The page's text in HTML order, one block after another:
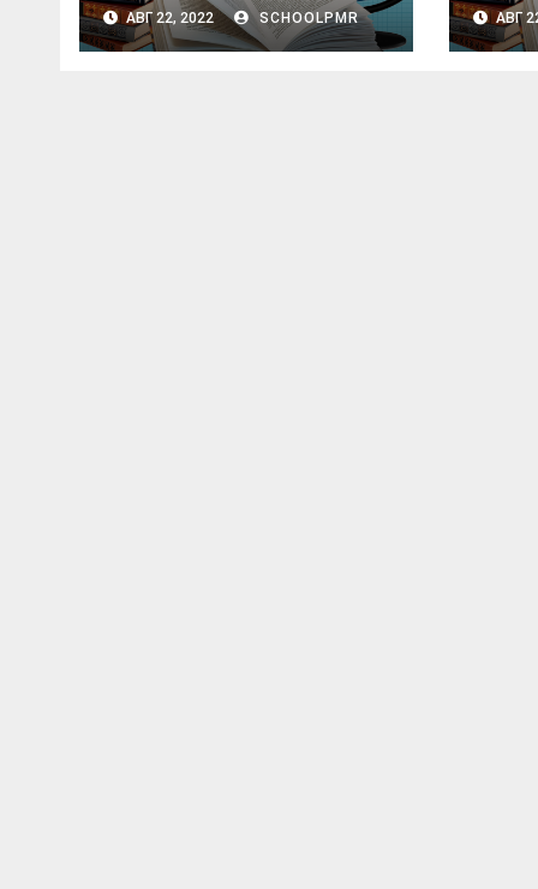
истории. 9 класс
АВГ 22, 2022 SCHOOLPMR АВГ